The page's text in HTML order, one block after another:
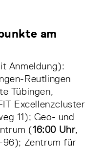
am
Anmeldung):
Reutlingen
Tübingen,
Excellenzcluster
11); Geo- und
(16:00 Uhr,
96); Zentrum für